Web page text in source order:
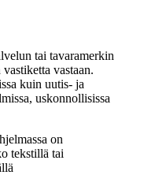
tai tavaramerkin
vastaan.
kuin uutis- ja
uskonnollisissa
on
tekstillä tai